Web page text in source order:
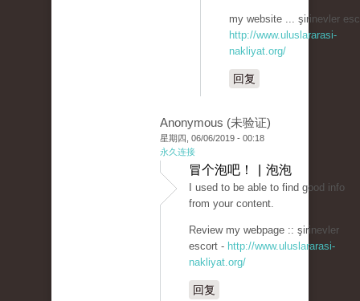
my website ... şirinevler
http://www.uluslararasi-
nakliyat.org/
回复
Anonymous (未验证)
星期四, 06/06/2019 - 00:18
永久连接
冒个泡吧！ | 泡泡
I used to be able to find good info
from your content.
Review my webpage :: şirinevler
escort - http://www.uluslararasi-
nakliyat.org/
回复